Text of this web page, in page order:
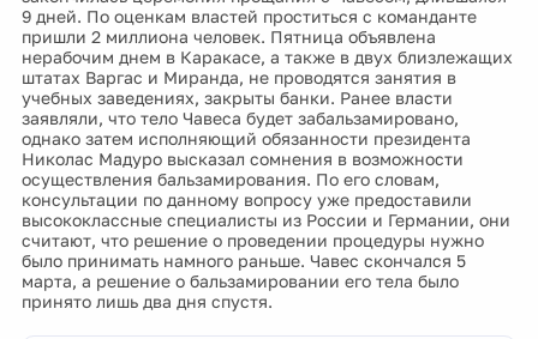
9 дней. По оценкам властей проститься с команданте
пришли 2 миллиона человек. Пятница объявлена
нерабочим днем в Каракасе, а также в двух близлежащих
штатах Варгас и Миранда, не проводятся занятия в
учебных заведениях, закрыты банки. Ранее власти
заявляли, что тело Чавеса будет забальзамировано,
однако затем исполняющий обязанности президента
Николас Мадуро высказал сомнения в возможности
осуществления бальзамирования. По его словам,
консультации по данному вопросу уже предоставили
высококлассные специалисты из России и Германии, они
считают, что решение о проведении процедуры нужно
было принимать намного раньше. Чавес скончался 5
марта, а решение о бальзамировании его тела было
принято лишь два дня спустя.